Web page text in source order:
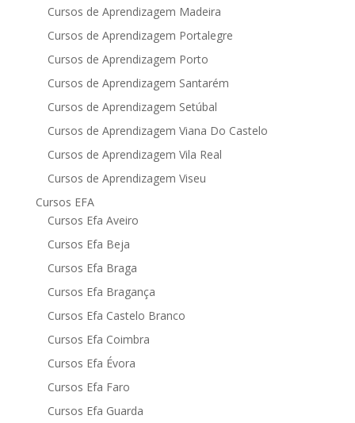
Cursos de Aprendizagem Madeira
Cursos de Aprendizagem Portalegre
Cursos de Aprendizagem Porto
Cursos de Aprendizagem Santarém
Cursos de Aprendizagem Setúbal
Cursos de Aprendizagem Viana Do Castelo
Cursos de Aprendizagem Vila Real
Cursos de Aprendizagem Viseu
Cursos EFA
Cursos Efa Aveiro
Cursos Efa Beja
Cursos Efa Braga
Cursos Efa Bragança
Cursos Efa Castelo Branco
Cursos Efa Coimbra
Cursos Efa Évora
Cursos Efa Faro
Cursos Efa Guarda